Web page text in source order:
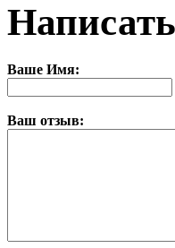
Ваше Имя:
Ваш отзыв: